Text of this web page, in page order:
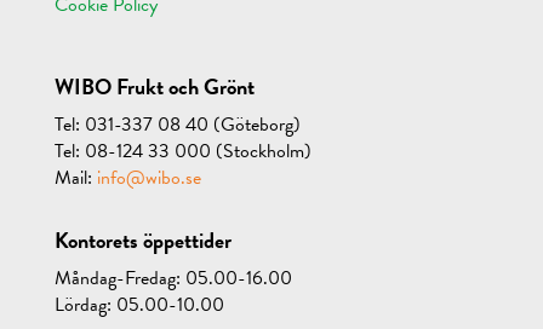
WIBO Frukt och Grönt
Tel: 031-337 08 40 (Göteborg)
Tel: 08-124 33 000 (Stockholm)
Mail: info@wibo.se
Kontorets öppettider
Måndag-Fredag: 05.00-16.00
Lördag: 05.00-10.00